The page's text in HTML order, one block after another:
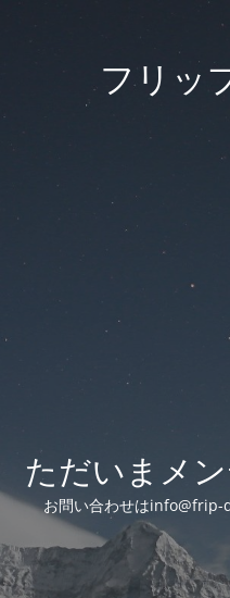
フリッ
ただいまメ
お問い合わせはinfo@frip-